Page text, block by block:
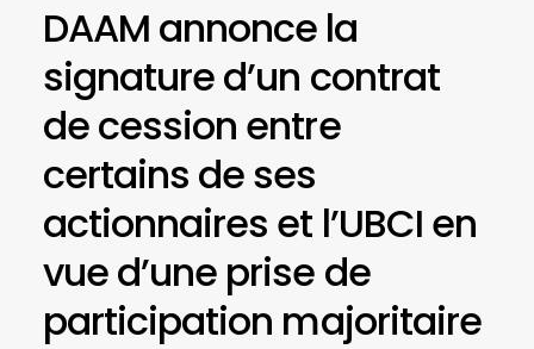
DAAM annonce la
signature d’un contrat
de cession entre
certains de ses
actionnaires et l’UBCI en
vue d’une prise de
participation majoritaire